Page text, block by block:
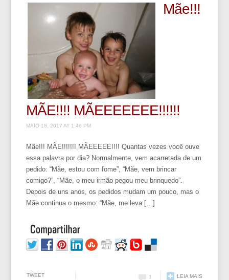
Mãe!!!
MÃE!!!! MÃEEEEEEE!!!!!!
MAIO 18, 2017 AT 1:46 PM
Mãe!!! MÃE!!!!!!! MÃEEEEE!!!! Quantas vezes você ouve
essa palavra por dia? Normalmente, vem acarretada de um
pedido: “Mãe, estou com fome”, “Mãe, vem brincar
comigo?”, “Mãe, o meu irmão pegou meu brinquedo”.
Depois de uns anos, os pedidos mudam um pouco, mas o
Mãe continua o mesmo: “Mãe, me leva […]
TWEET LEIA MAIS
1